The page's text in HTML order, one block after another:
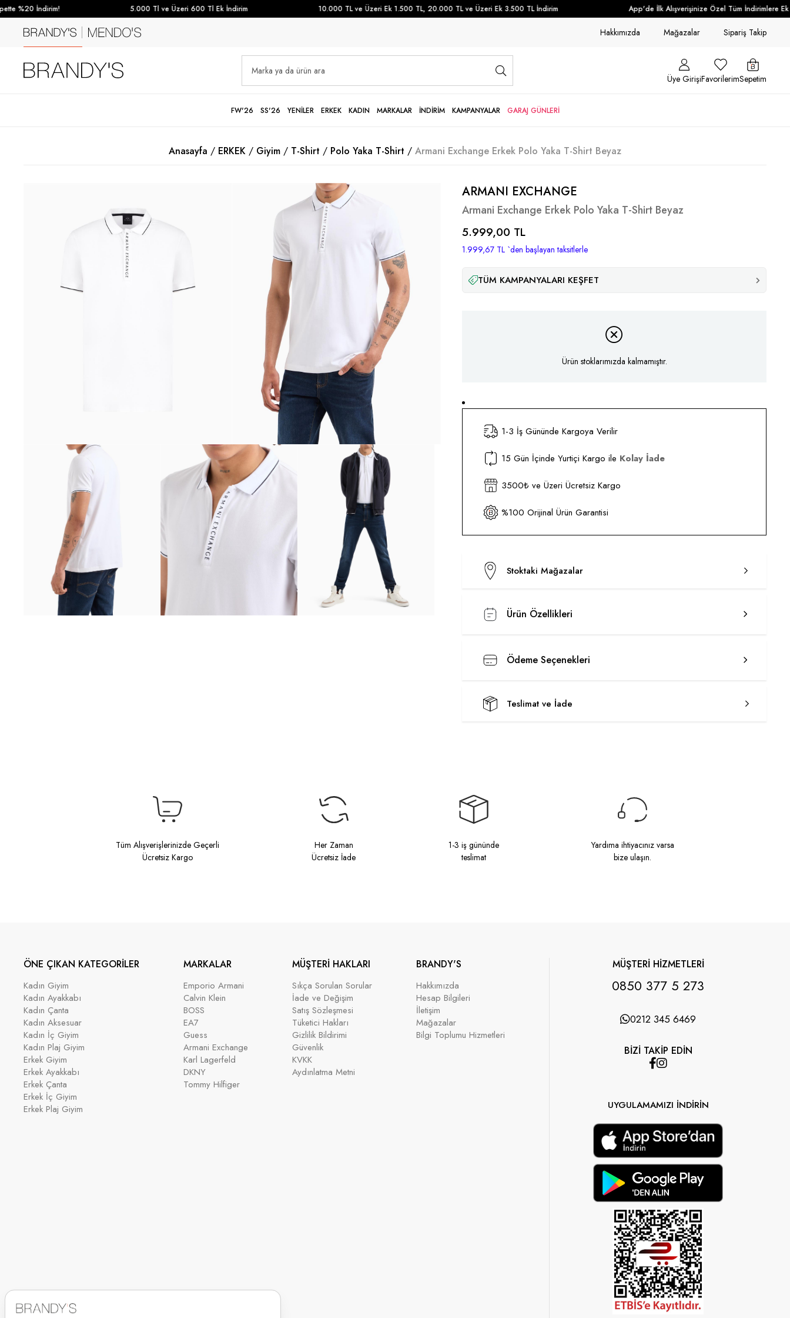
%20 İndirim! 5.000 Tl ve Üzeri 600 Tl Ek İndirim 10.000 TL ve Üzeri Ek 1.500 TL, 20.000 TL ve Üzeri Ek 3.500 TL İndirim App'de İlk Alışverişinize Özel Tüm İndirimlere Ek +
Hakkımızda Mağazalar Sipariş Takip
Üye GirişiFavorilerimSepetim
FW'26 SS'26 YENİLER ERKEK KADIN MARKALAR İNDİRİM KAMPANYALAR GARAJ GÜNLERİ
Anasayfa ERKEK Giyim T-Shirt Polo Yaka T-Shirt Armani Exchange Erkek Polo Yaka T-Shirt Beyaz
ARMANI EXCHANGE
Armani Exchange Erkek Polo Yaka T-Shirt Beyaz
5.999,00 TL
1.999,67 TL `den başlayan taksitlerle
TÜM KAMPANYALARI KEŞFET
Ürün stoklarımızda kalmamıştır.
1-3 İş Gününde Kargoya Verilir
15 Gün İçinde Yurtiçi Kargo ile Kolay İade
3500₺ ve Üzeri Ücretsiz Kargo
%100 Orijinal Ürün Garantisi
Stoktaki Mağazalar
Ürün Özellikleri
Ödeme Seçenekleri
Teslimat ve İade
Tüm Alışverişlerinizde Geçerli
Ücretsiz Kargo
Her Zaman
Ücretsiz İade
1-3 iş gününde
teslimat
Yardıma ihtiyacınız varsa
bize ulaşın.
ÖNE ÇIKAN KATEGORİLER
Kadın Giyim
Kadın Ayakkabı
Kadın Çanta
Kadın Aksesuar
Kadın İç Giyim
Kadın Plaj Giyim
Erkek Giyim
Erkek Ayakkabı
Erkek Çanta
Erkek İç Giyim
Erkek Plaj Giyim
MARKALAR
Emporio Armani
Calvin Klein
BOSS
EA7
Guess
Armani Exchange
Karl Lagerfeld
DKNY
Tommy Hilfiger
MÜŞTERİ HAKLARI
Sıkça Sorulan Sorular
İade ve Değişim
Satış Sözleşmesi
Tüketici Hakları
Gizlilik Bildirimi
Güvenlik
KVKK
Aydınlatma Metni
BRANDY'S
Hakkımızda
Hesap Bilgileri
İletişim
Mağazalar
Bilgi Toplumu Hizmetleri
MÜŞTERİ HİZMETLERİ
0850 377 5 273
0212 345 6469
BİZİ TAKİP EDİN
UYGULAMAMIZI İNDİRİN